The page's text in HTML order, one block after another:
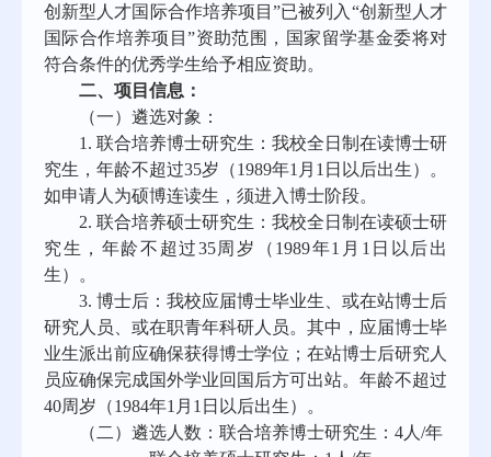
创新型人才国际合作培养项目”已被列入“创新型人才
国际合作培养项目”资助范围，国家留学基金委将对
符合条件的优秀学生给予相应资助。
二、项目信息：
（一）遴选对象：
1. 联合培养博士研究生：我校全日制在读博士研
究生，年龄不超过35岁（1989年1月1日以后出生）。
如申请人为硕博连读生，须进入博士阶段。
2. 联合培养硕士研究生：我校全日制在读硕士研
究生，年龄不超过35周岁（1989年1月1日以后出
生）。
3. 博士后：我校应届博士毕业生、或在站博士后
研究人员、或在职青年科研人员。其中，应届博士毕
业生派出前应确保获得博士学位；在站博士后研究人
员应确保完成国外学业回国后方可出站。年龄不超过
40周岁（1984年1月1日以后出生）。
（二）遴选人数：联合培养博士研究生 ： 4人/年